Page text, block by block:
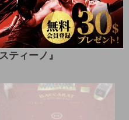
ティーノ』